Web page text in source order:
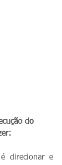
direcionar e